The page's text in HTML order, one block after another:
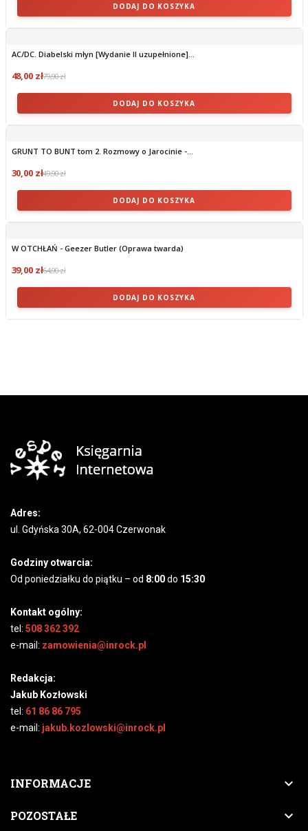
DODAJ DO KOSZYKA
AC/DC. Diabelski młyn [Wydanie II uzupełnione]...
48,00 zł79,90 zł
DODAJ DO KOSZYKA
GRUNT TO BUNT tom 2. Rozmowy o Jarocinie -...
30,00 zł49,90 zł
DODAJ DO KOSZYKA
W OTCHŁAŃ - Geezer Butler (Oprawa twarda)
39,00 zł64,90 zł
DODAJ DO KOSZYKA
Adres:
ul. Gdyńska 30A, 62-004 Czerwonak
Godziny otwarcia:
Od poniedziałku do piątku – od 8:00do 15:30
Kontakt ogólny:
tel: 508 362 392
e-mail: zamowienia@inrock.pl
Redakcja:
Jakub Kozłowski
tel: 61 86 86 795
e-mail: jakub.kozlowski@inrock.pl
INFORMACJE 
POZOSTAŁE 